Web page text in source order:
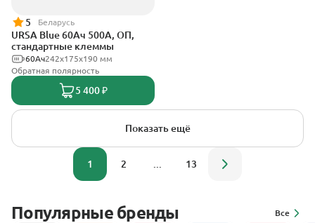
5 Беларусь
URSA Blue 60Ач 500А, ОП,
стандартные клеммы
242х175х190 мм
60Ач
Обратная полярность
5 400 ₽
Показать ещё
1 2 13
Популярные бренды Все